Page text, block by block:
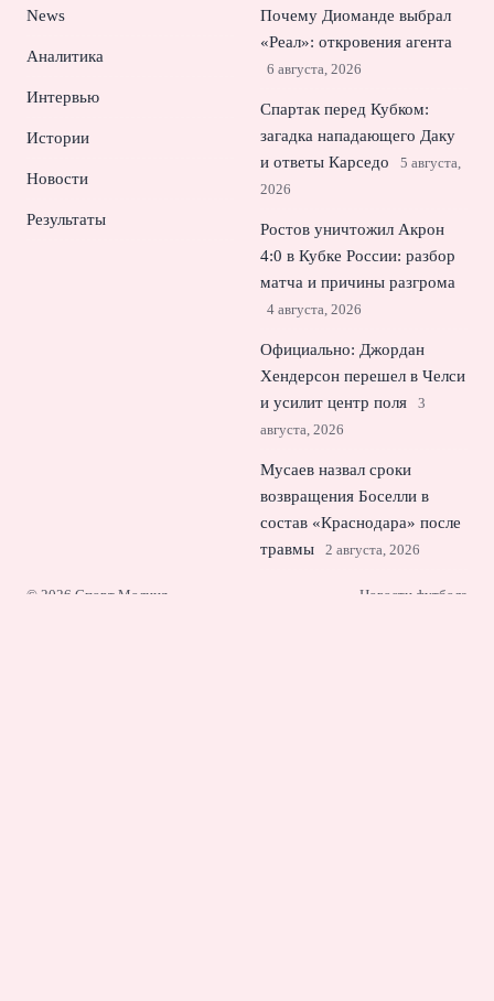
News
Аналитика
Интервью
Истории
Новости
Результаты
Почему Диоманде выбрал
«Реал»: откровения агента
6 августа, 2026
Спартак перед Кубком:
загадка нападающего Даку
и ответы Карседо
5 августа,
2026
Ростов уничтожил Акрон
4:0 в Кубке России: разбор
матча и причины разгрома
4 августа, 2026
Официально: Джордан
Хендерсон перешел в Челси
и усилит центр поля
3
августа, 2026
Мусаев назвал сроки
возвращения Боселли в
состав «Краснодара» после
травмы
2 августа, 2026
© 2026 Спорт Молния Новости футбола